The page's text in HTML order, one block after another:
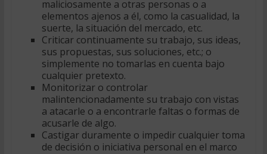
maliciosamente a otras personas o a
elementos ajenos a él, como la casualidad, la
suerte, la situación del mercado, etc.
Criticar continuamente su trabajo, sus ideas,
sus propuestas, sus soluciones, etc.; o
simplemente no tomarlas en cuenta bajo
cualquier pretexto.
Monitorizar o controlar
malintencionadamente su trabajo con vistas
a atacarle o a encontrarle faltas o formas de
acusarle de algo.
Castigar duramente o impedir cualquier toma
de decisión o iniciativa personal en el marco